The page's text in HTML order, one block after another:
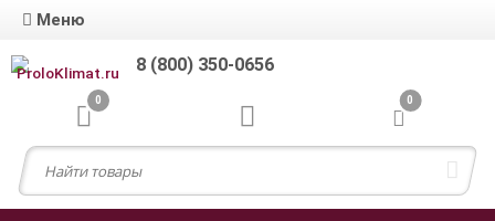
Меню
8 (800) 350-0656
0 0